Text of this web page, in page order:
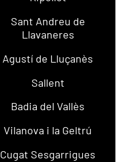
Sant Andreu de
Llavaneres
Agustí de Lluçanès
Sallent
Badia del Vallès
Vilanova i la Geltrú
Cugat Sesgarrigues